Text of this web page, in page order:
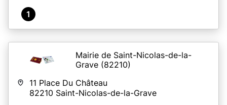
1
Mairie de Saint-Nicolas-de-la-
Grave (82210)
11 Place Du Château
82210 Saint-Nicolas-de-la-Grave